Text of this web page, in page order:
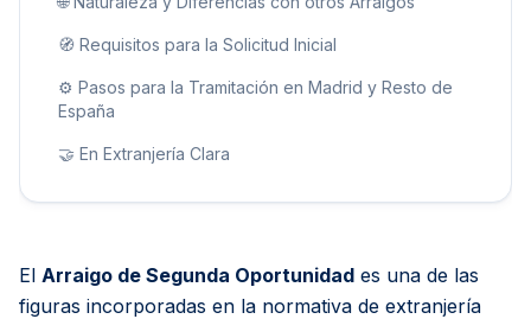
🧭 Requisitos para la Solicitud Inicial
⚙️ Pasos para la Tramitación en Madrid y Resto de
España
🤝 En Extranjería Clara
El Arraigo de Segunda Oportunidad es una de las
figuras incorporadas en la normativa de extranjería